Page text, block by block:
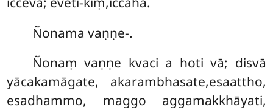
Ñonama vaṇṇe-.
Ñonaṃ vaṇṇe kvaci a hoti vā; disvā
yācakamāgate, akarambhasate,esaattho,
esadhammo, maggo aggamakkhāyati,